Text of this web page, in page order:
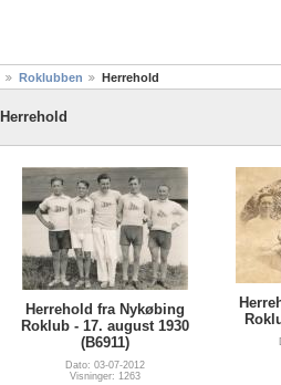
Roklubben Herrehold
Herrehold
Herrehold fra Nykøbing
Roklub - 17. august 1930
(B6911)
Dato: 03-07-2012
Visninger: 1263